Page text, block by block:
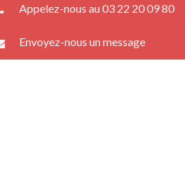
Appelez-nous au 03 22 20 09 80
Envoyez-nous un message